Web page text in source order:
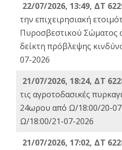
22/07/2026, 13:49, ΔΤ
την επιχειρησιακή
Πυροσβεστικού Σώματος
δείκτη πρόβλεψης
07-2026
21/07/2026, 18:24, ΔΤ
τις αγροτοδασικές
24ωρου από Ω/18:00/20-
Ω/18:00/21-07-2026
21/07/2026, 17:02, ΔΤ